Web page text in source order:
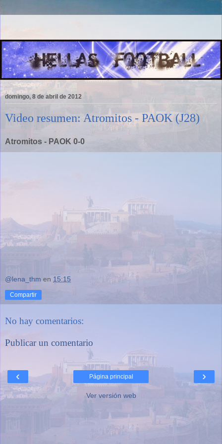
domingo, 8 de abril de 2012
Video resumen: Atromitos - PAOK (J28)
Atromitos - PAOK 0-0
@lena_thm en 15:15
Compartir
No hay comentarios:
Publicar un comentario
‹ ›
Página principal
Ver versión web